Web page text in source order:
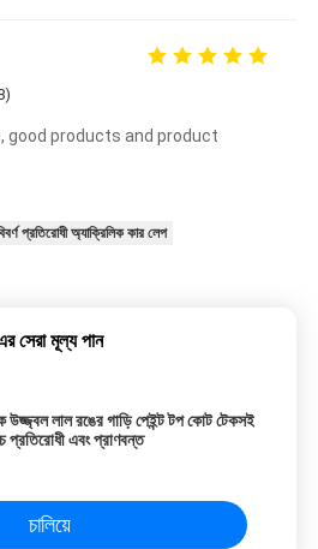
good products and product
প্রতিরোধী অ্যাক্রিলিক কার লেপ
সেরা মূল্য পান
উজ্জ্বল লাল রঙের গাড়ি পেইন্ট টপ কোট টেকসই
প্রতিরোধী এবং প্রাণবন্ত
চালিয়ে